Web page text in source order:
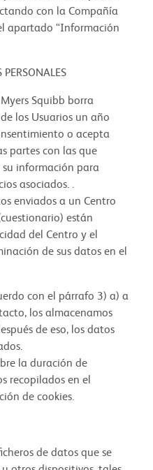
con la Compañía
apartado “Información
Squibb borra
los Usuarios un año
o acepta
partes con las que
su información para
asociados. .
enviados a un Centro
están
del Centro y el
de sus datos en el
con el párrafo 3) a) a
los almacenamos
de eso, los datos
la duración de
recopilados en el
de cookies.
de datos que se